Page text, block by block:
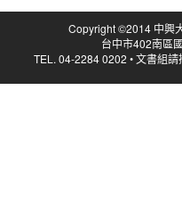
Copyright ©2014 中興
台中市402南區
TEL. 04-2284 0202 • 文書組